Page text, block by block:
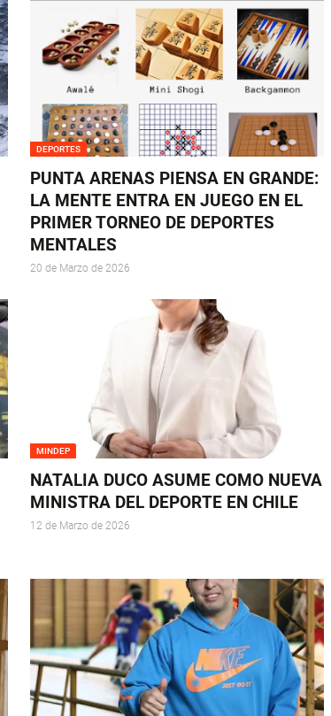
DEPORTES
PUNTA ARENAS PIENSA EN GRANDE:
LA MENTE ENTRA EN JUEGO EN EL
PRIMER TORNEO DE DEPORTES
MENTALES
20 de Marzo de 2026
MINDEP
NATALIA DUCO ASUME COMO NUEVA
MINISTRA DEL DEPORTE EN CHILE
12 de Marzo de 2026